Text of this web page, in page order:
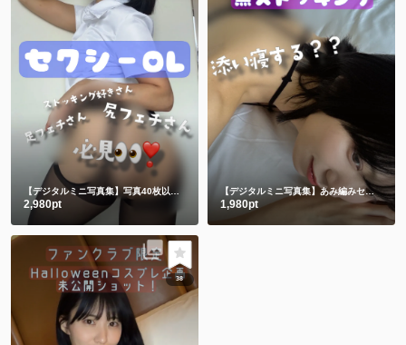
2,980pt
【デジタルミニ写真集】あみ編みセクシー黒ストッキング♥
1,980pt
38